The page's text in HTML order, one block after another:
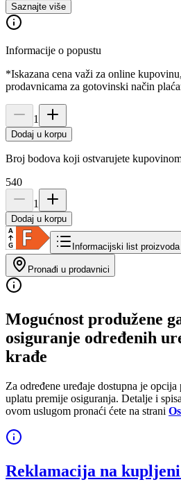
Saznajte više
Informacije o popustu
*Iskazana cena važi za online
prodavnicama za gotovinski način
1
Dodaj u korpu
Broj bodova koji ostvarujete
540
1
Dodaj u korpu
Informacijski list proizvoda
Pronađi u prodavnici
Mogućnost produžene
osiguranje određenih
krađe
Za određene uređaje dostupna je
uplatu premije osiguranja. Detalje i
ovom uslugom pronaći ćete na strani
Reklamacija na